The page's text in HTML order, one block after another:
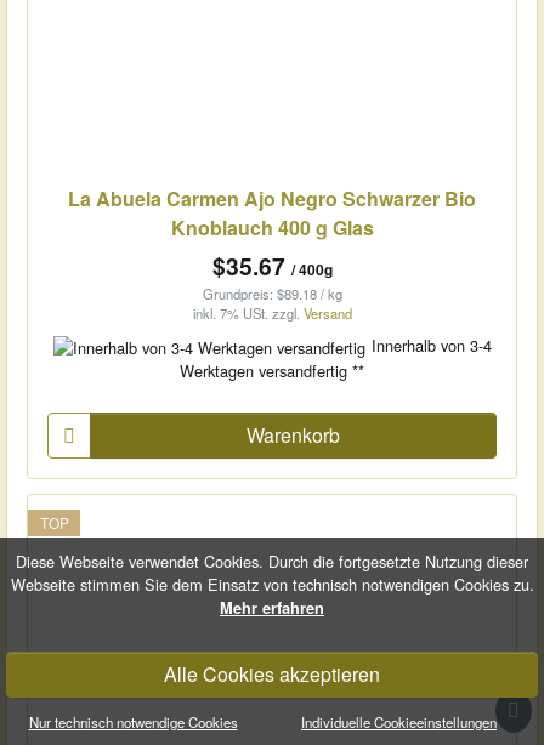
Diese Webseite verwendet Cookies. Durch die fortgesetzte Nutzung dieser
Webseite stimmen Sie dem Einsatz von technisch notwendigen Cookies zu.
Mehr erfahren
Alle Cookies akzeptieren
Nur technisch notwendige Cookies Individuelle Cookieeinstellungen
La Abuela Carmen Ajo Negro Schwarzer Bio
Knoblauch 400 g Glas
$35.67 / 400g
Grundpreis: $89.18 / kg
inkl. 7% USt. zzgl. Versand
Innerhalb von 3-4
Werktagen versandfertig **
Warenkorb
TOP
